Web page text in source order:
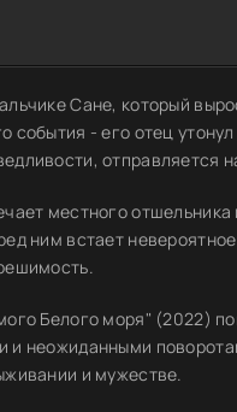
Сане, который
события - его отец
отправляется
местного
ним встает
Белого моря" (2022)
и неожиданными
и мужестве.